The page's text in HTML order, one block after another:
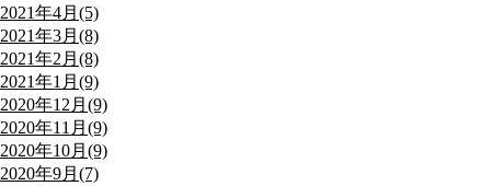
2021年4月(5)
2021年3月(8)
2021年2月(8)
2021年1月(9)
2020年12月(9)
2020年11月(9)
2020年10月(9)
2020年9月(7)